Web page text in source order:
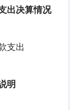
出决算情况
支出
明